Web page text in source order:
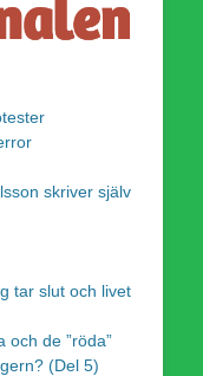
skriver själv
tar slut och livet
och de ”röda”
(Del 5)